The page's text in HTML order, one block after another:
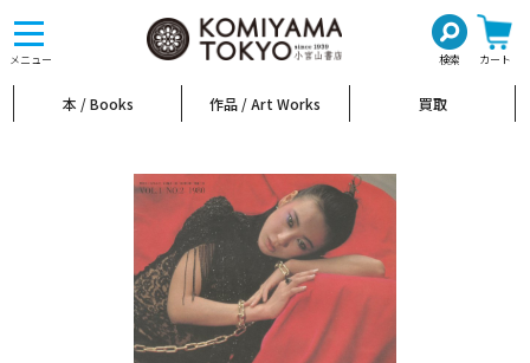
メニュー 検索 カート
toggle
navigation
本 / Books 作品 / Art Works 買取